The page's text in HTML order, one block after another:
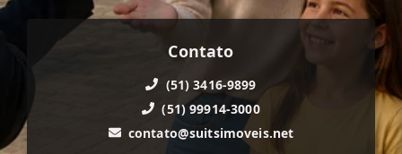
Contato
(51) 3416-9899
(51) 99914-3000
contato@suitsimoveis.net